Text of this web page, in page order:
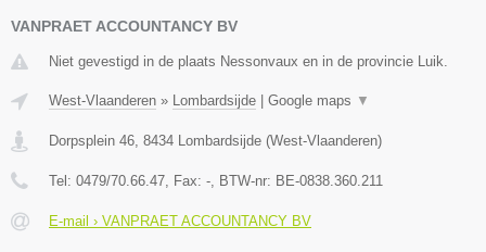
VANPRAET ACCOUNTANCY BV
Niet gevestigd in de plaats Nessonvaux en in de provincie Luik.
West-Vlaanderen » Lombardsijde Google maps ▼
Dorpsplein 46, 8434 Lombardsijde (West-Vlaanderen)
Tel: 0479/70.66.47, Fax: -, BTW-nr: BE-0838.360.211
E-mail › VANPRAET ACCOUNTANCY BV